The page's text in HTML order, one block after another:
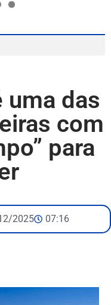
uma das
com
para
2025 07:16